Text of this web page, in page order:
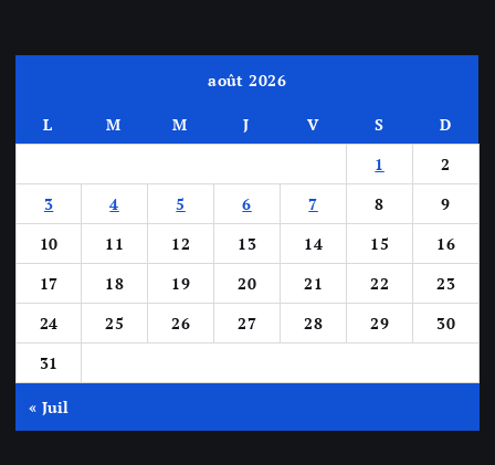
août 2026
L M M J V S
D
1
2
3
4 5 6 7 8
9
10
11 12 13 14 15
16
17
18 19 20 21 22
23
24
25 26 27 28 29
30
31
« Juil